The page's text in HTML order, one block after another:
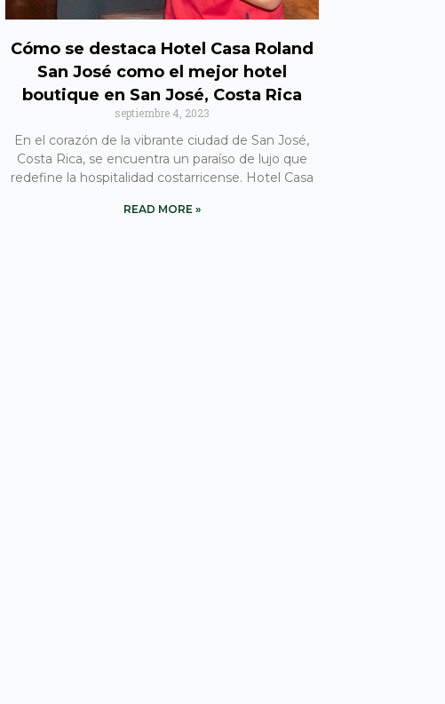
Cómo se destaca Hotel Casa Roland
San José como el mejor hotel
boutique en San José, Costa Rica
septiembre 4, 2023
En el corazón de la vibrante ciudad de San José,
Costa Rica, se encuentra un paraíso de lujo que
redefine la hospitalidad costarricense. Hotel Casa
READ MORE »